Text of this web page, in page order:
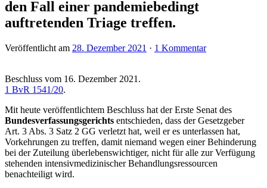
den Fall einer pandemiebedingt
auftretenden Triage treffen.
Veröffentlicht am 28. Dezember 2021 · 1 Kommentar
Beschluss vom 16. Dezember 2021.
1 BvR 1541/20.
Mit heute veröffentlichtem Beschluss hat der Erste Senat des
Bundesverfassungsgerichts entschieden, dass der Gesetzgeber
Art. 3 Abs. 3 Satz 2 GG verletzt hat, weil er es unterlassen hat,
Vorkehrungen zu treffen, damit niemand wegen einer Behinderung
bei der Zuteilung überlebenswichtiger, nicht für alle zur Verfügung
stehenden intensivmedizinischer Behandlungsressourcen
benachteiligt wird.